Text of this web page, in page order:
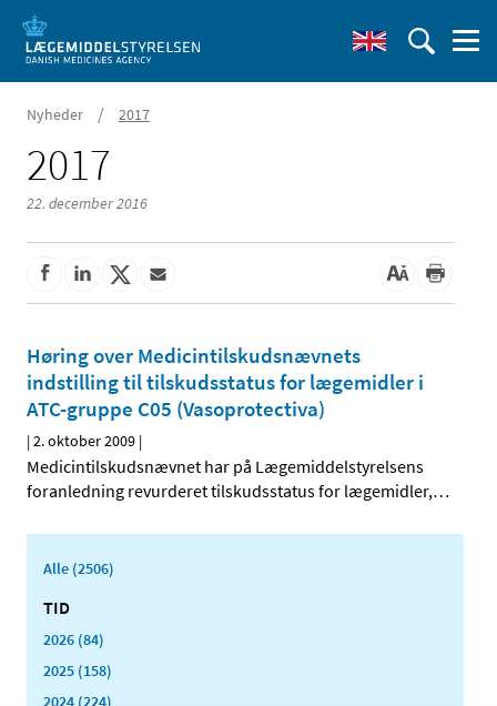
Nyheder / 2017
2017
22. december 2016
Høring over Medicintilskudsnævnets
indstilling til tilskudsstatus for lægemidler i
ATC-gruppe C05 (Vasoprotectiva)
|2. oktober 2009 |
Medicintilskudsnævnet har på Lægemiddelstyrelsens
foranledning revurderet tilskudsstatus for lægemidler,…
Alle (2506)
TID
2026 (84)
2025 (158)
2024 (224)